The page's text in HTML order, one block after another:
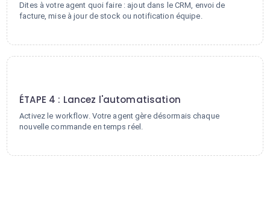
Dites à votre agent quoi faire : ajout dans le CRM, envoi de
facture, mise à jour de stock ou notification équipe.
ÉTAPE 4 : Lancez l'automatisation
Activez le workflow. Votre agent gère désormais chaque
nouvelle commande en temps réel.